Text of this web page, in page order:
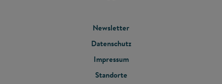
FOOTER
MENU
Newsletter
Datenschutz
Impressum
Standorte